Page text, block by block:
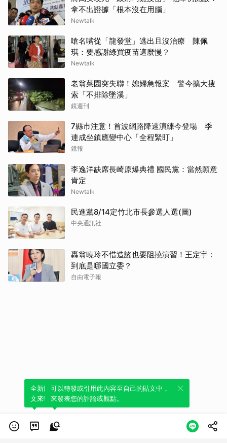
拿不出證據「根本沒在用腦」
Newtalk
嗆名嘴從「龍發堂」逃出且沒治療 陳佩
琪：要感謝綠買疫苗這麼慢？
Newtalk
老翁菜園突失聯！媳婦急報案 警今擴大搜
索「不排除墜溪」
鏡週刊
7縣市注意！首波網路降速演練今登場 季
連成坐鎮應變中心「全程緊盯」
鏡報
李逸洋缺席長崎原爆典禮 國民黨：當然願意
肯定
Newtalk
民進黨8/14定竹北市長參選人選(圖)
中央通訊社
轟翁曉玲不惜造謠也要阻撓演習！王定宇：
到底是哪國立委？
自由電子報
全新體驗！一鍵引用此內容，透過發布貼
文來輕鬆表達個人立場。
可以轉發或引用此內容至自己的貼文中，
來發表您的評論或觀點。